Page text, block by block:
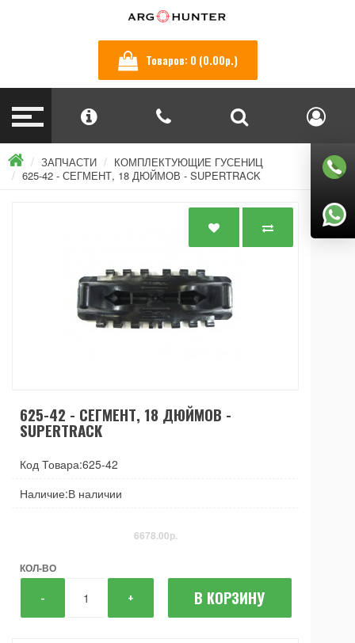
Товаров: 0 (0.00р.)
ЗАПЧАСТИ
КОМПЛЕКТУЮЩИЕ ГУСЕНИЦ
625-42 - СЕГМЕНТ, 18 ДЮЙМОВ - SUPERTRACK
625-42 - СЕГМЕНТ, 18 ДЮЙМОВ -
SUPERTRACK
Код Товара:625-42
Наличие:В наличии
6678.00р.
КОЛ-ВО
- + В КОРЗИНУ